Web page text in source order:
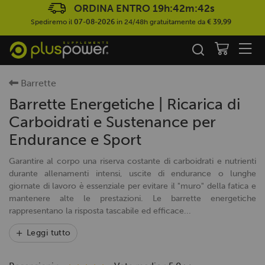
ORDINA ENTRO 19h:42m:41s
Spediremo il 07-08-2026 in 24/48h gratuitamente da € 39,99
Barrette
Barrette Energetiche | Ricarica di
Carboidrati e Sustenance per
Endurance e Sport
Garantire al corpo una riserva costante di carboidrati e nutrienti
durante allenamenti intensi, uscite di endurance o lunghe
giornate di lavoro è essenziale per evitare il "muro" della fatica e
mantenere alte le prestazioni. Le barrette energetiche
rappresentano la risposta tascabile ed efficace...
Leggi tutto